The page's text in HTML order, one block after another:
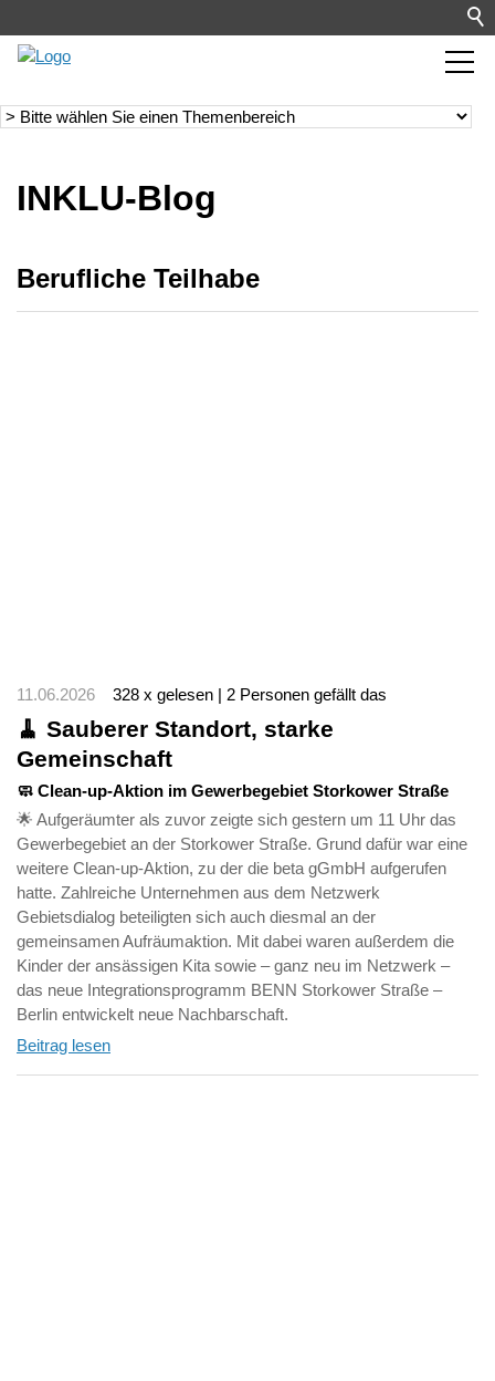
INKLU-Blog
Berufliche Teilhabe
11.06.2026 328 x gelesen | 2 Personen gefällt das
🧹 Sauberer Standort, starke
Gemeinschaft
🧼 Clean-up-Aktion im Gewerbegebiet Storkower Straße
🌟 Aufgeräumter als zuvor zeigte sich gestern um 11 Uhr das
Gewerbegebiet an der Storkower Straße. Grund dafür war eine
weitere Clean-up-Aktion, zu der die beta gGmbH aufgerufen
hatte. Zahlreiche Unternehmen aus dem Netzwerk
Gebietsdialog beteiligten sich auch diesmal an der
gemeinsamen Aufräumaktion. Mit dabei waren außerdem die
Kinder der ansässigen Kita sowie – ganz neu im Netzwerk –
das neue Integrationsprogramm BENN Storkower Straße –
Berlin entwickelt neue Nachbarschaft.
Beitrag lesen